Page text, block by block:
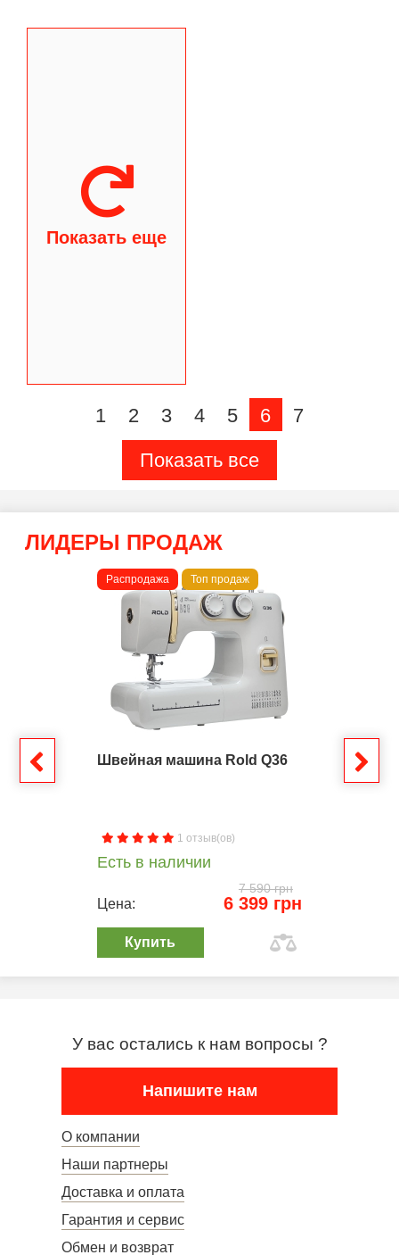
Показать еще
1 2 3 4 5 6
7
Показать все
ЛИДЕРЫ ПРОДАЖ
Распродажа Топ продаж
Швейная машина Rold Q36
1 отзыв(ов)
Есть в наличии
7 590 грн
Цена: 6 399 грн
Купить
У вас остались к нам вопросы ?
Напишите нам
О компании
Наши партнеры
Доставка и оплата
Гарантия и сервис
Обмен и возврат